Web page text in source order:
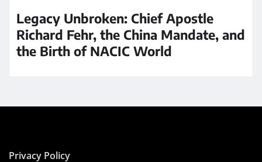
Legacy Unbroken: Chief Apostle
Richard Fehr, the China Mandate, and
the Birth of NACIC World
Privacy Policy